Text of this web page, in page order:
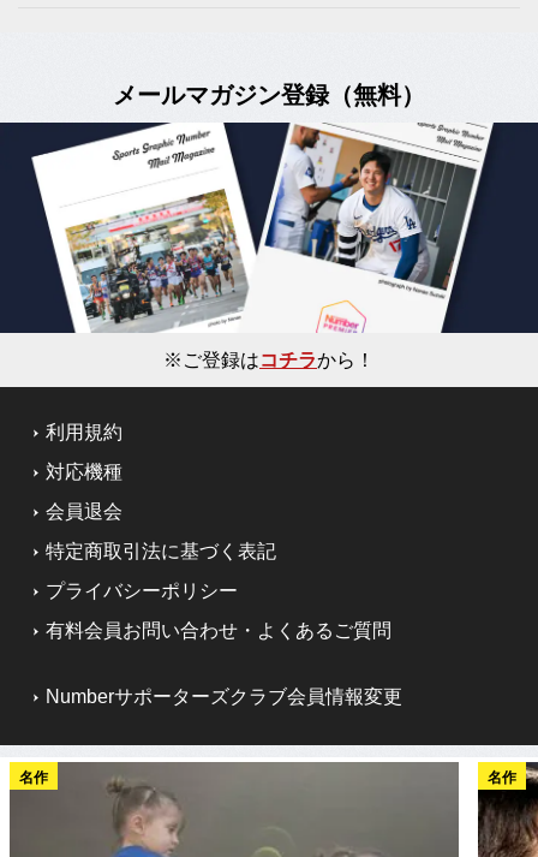
メールマガジン登録（無料）
※ご登録はコチラから！
利用規約
対応機種
会員退会
特定商取引法に基づく表記
プライバシーポリシー
有料会員お問い合わせ・よくあるご質問
Numberサポーターズクラブ会員情報変更
名作 名作